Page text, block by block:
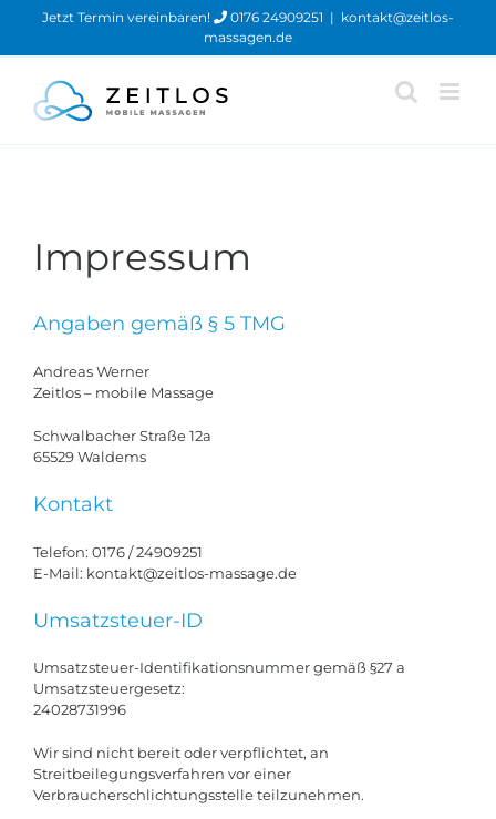
Jetzt Termin vereinbaren! 0176 24909251 | kontakt@zeitlos-
massagen.de
Impressum
Angaben gemäß § 5 TMG
Andreas Werner
Zeitlos – mobile Massage
Schwalbacher Straße 12a
65529 Waldems
Kontakt
Telefon: 0176 / 24909251
E-Mail: kontakt@zeitlos-massage.de
Umsatzsteuer-ID
Umsatzsteuer-Identifikationsnummer gemäß §27 a
Umsatzsteuergesetz:
24028731996
Wir sind nicht bereit oder verpflichtet, an
Streitbeilegungsverfahren vor einer
Verbraucherschlichtungsstelle teilzunehmen.